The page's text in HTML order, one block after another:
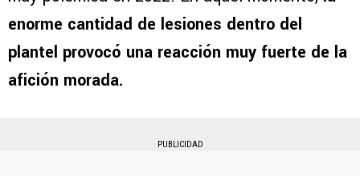
enorme cantidad de lesiones dentro del
plantel provocó una reacción muy fuerte de la
afición morada.
PUBLICIDAD